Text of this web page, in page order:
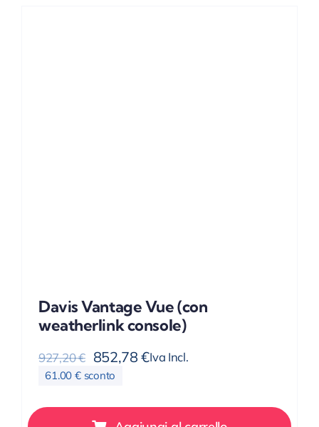
Davis Vantage Vue (con
weatherlink console)
927,20€
Il
prezzo
era:
852,78€
Il
prezzo
è:
Iva Incl.
61.00 € sconto